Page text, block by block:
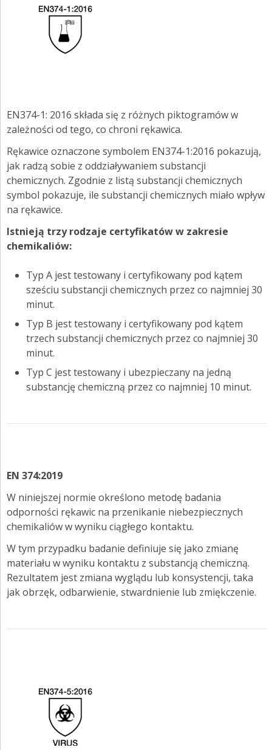
EN374-1: 2016 składa się z różnych piktogramów w
zależności od tego, co chroni rękawica.
Rękawice oznaczone symbolem EN374-1:2016 pokazują,
jak radzą sobie z oddziaływaniem substancji
chemicznych. Zgodnie z listą substancji chemicznych
symbol pokazuje, ile substancji chemicznych miało wpływ
na rękawice.
Istnieją trzy rodzaje certyfikatów w zakresie
chemikaliów:
Typ A jest testowany i certyfikowany pod kątem
sześciu substancji chemicznych przez co najmniej 30
minut.
Typ B jest testowany i certyfikowany pod kątem
trzech substancji chemicznych przez co najmniej 30
minut.
Typ C jest testowany i ubezpieczany na jedną
substancję chemiczną przez co najmniej 10 minut.
EN 374:2019
W niniejszej normie określono metodę badania
odporności rękawic na przenikanie niebezpiecznych
chemikaliów w wyniku ciągłego kontaktu.
W tym przypadku badanie definiuje się jako zmianę
materiału w wyniku kontaktu z substancją chemiczną.
Rezultatem jest zmiana wyglądu lub konsystencji, taka
jak obrzęk, odbarwienie, stwardnienie lub zmiękczenie.